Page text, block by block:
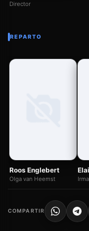
Director
REPARTO
Roos Englebert
Olga van Heemst
COMPARTIR